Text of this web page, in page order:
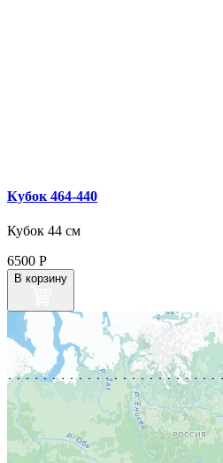
Кубок 464‑440
Кубок 44 см
6500 Р
В корзину